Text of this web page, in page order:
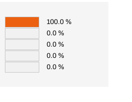
100.0 %
0.0 %
0.0 %
0.0 %
0.0 %